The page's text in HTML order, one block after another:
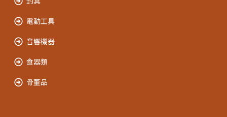
電動工具
音響機器
食器類
骨董品